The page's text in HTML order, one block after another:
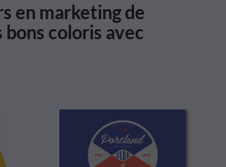
en marketing de
coloris avec